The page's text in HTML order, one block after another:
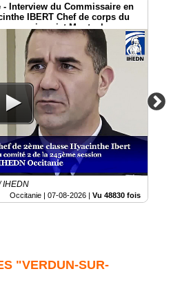
Interview du Commissaire en
IBERT Chef de corps du
commissariat Montauban
IHEDN
Occitanie | 07-08-2026 | Vu 48830 fois
"VERDUN-SUR-